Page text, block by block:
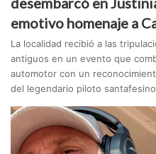
emotivo homenaje a
La localidad recibió a las
antiguos en un evento que
automotor con un
del legendario piloto